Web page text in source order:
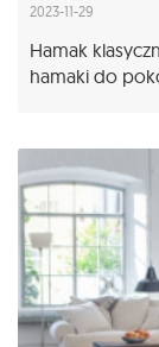
2023-11-29
Hamak
hamaki do